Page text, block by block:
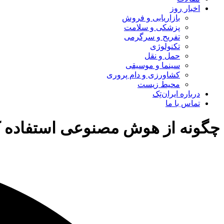
اخبار روز
بازاریابی و فروش
پزشکی و سلامت
تفریح و سرگرمی
تکنولوژی
حمل و نقل
سینما و موسیقی
کشاورزی و دام پروری
محیط زیست
درباره ایران‌تِک
تماس با ما
چگونه از هوش مصنوعی استفاده